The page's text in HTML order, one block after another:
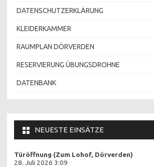
DATENSCHUTZERKLÄRUNG
KLEIDERKAMMER
RAUMPLAN DÖRVERDEN
RESERVIERUNG ÜBUNGSDROHNE
DATENBANK
NEUESTE EINSÄTZE
Türöffnung (Zum Lohof, Dörverden)
28. Juli 2026 3:09